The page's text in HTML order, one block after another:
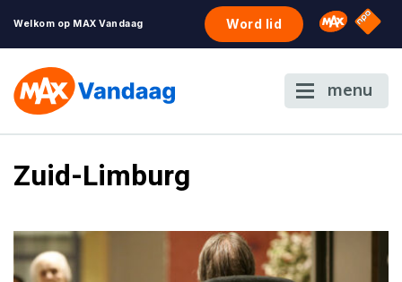
Welkom op MAX Vandaag Word lid Omroep
NPO
menu
Zuid-Limburg